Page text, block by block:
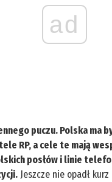
ad
puczu. Polska ma
RP, a cele te mają
posłów i linie
Jeszcze nie opadł